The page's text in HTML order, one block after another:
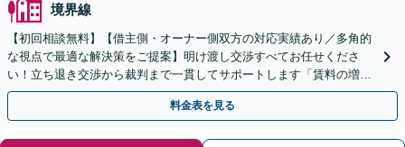
境界線
【初回相談無料】【借主側・オーナー側双方の対応実績あり／多角的
な視点で最適な解決策をご提案】明け渡し交渉すべてお任せくださ
い！立ち退き交渉から裁判まで一貫してサポートします「賃料の増
額・減額の交渉も対応実績豊富」【休日・夜間相談可】
料金表を見る